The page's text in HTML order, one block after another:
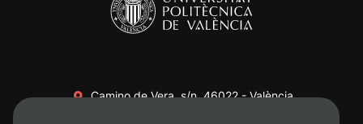
Camino de Vera, s/n. 46022 - València